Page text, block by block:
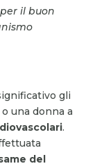
il buon
gli
una donna a
.
del